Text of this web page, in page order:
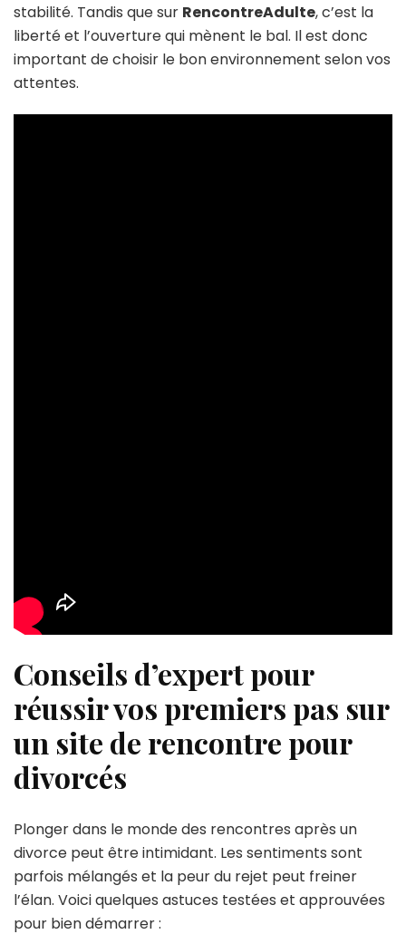
stabilité. Tandis que sur RencontreAdulte, c’est la
liberté et l’ouverture qui mènent le bal. Il est donc
important de choisir le bon environnement selon vos
attentes.
Conseils d’expert pour
réussir vos premiers pas sur
un site de rencontre pour
divorcés
Plonger dans le monde des rencontres après un
divorce peut être intimidant. Les sentiments sont
parfois mélangés et la peur du rejet peut freiner
l’élan. Voici quelques astuces testées et approuvées
pour bien démarrer :